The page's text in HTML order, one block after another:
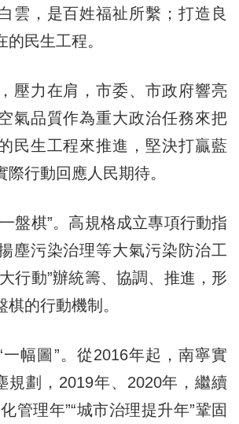
，是百姓福祉所繫；打造良
民生工程。
力在肩，市委、市政府響亮
氣品質作為重大政治任務來把
民生工程來推進，堅決打贏藍
際行動回應人民期待。
棋”。高規格成立專項行動指
塵污染治理等大氣污染防治工
行動”辦統籌、協調、推進，形
的行動機制。
圖”。從2016年起，南寧實
規劃，2019年、2020年，繼續
管理年”“城市治理提升年”鞏固